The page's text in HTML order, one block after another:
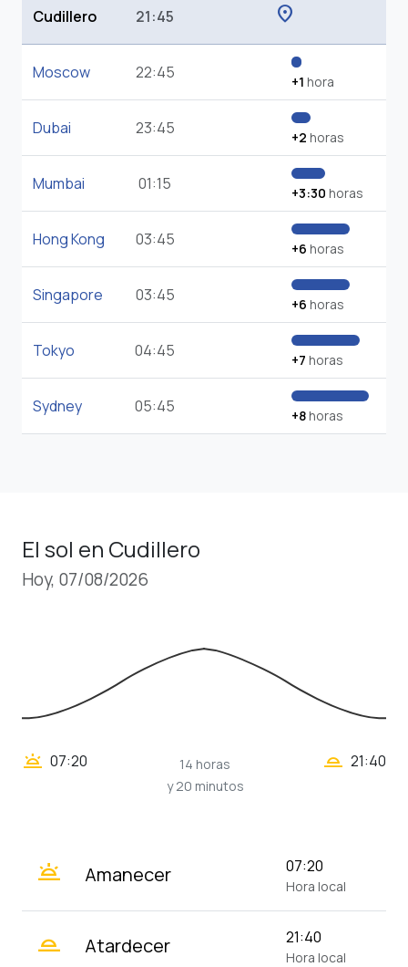
Cudillero 21:45 location_on
Moscow 22:45 +1 hora
Dubai 23:45 +2 horas
Mumbai 01:15 +3:30 horas
Hong Kong 03:45 +6 horas
Singapore 03:45 +6 horas
Tokyo 04:45 +7 horas
Sydney 05:45 +8horas
El sol en Cudillero
Hoy, 07/08/2026
wb_twilight 07:20
14 horas
y 20 minutos
wb_twilight_2 21:40
wb_twilight Amanecer 07:20
Hora local
wb_twilight_2 Atardecer 21:40
Hora local